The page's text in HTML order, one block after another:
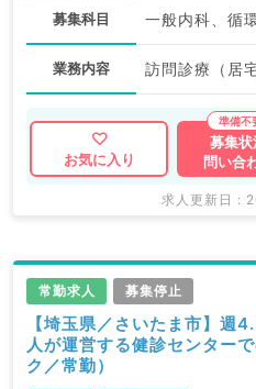
募集科目
業務内容 訪問診療（居
お気に入り
募集
問い合
求人更新日 :
常勤求人 募集停止
【埼玉県／さいたま市】
人が運営する健診センター
ク／常勤）